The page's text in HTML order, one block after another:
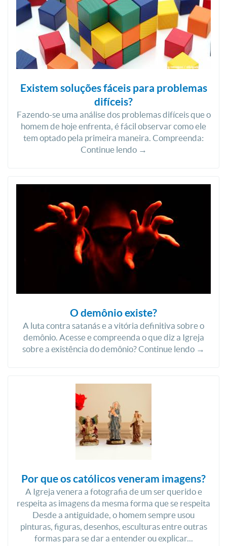
Existem soluções fáceis para problemas
difíceis?
Fazendo-se uma análise dos problemas difíceis que o
homem de hoje enfrenta, é fácil observar como ele
tem optado pela primeira maneira. Compreenda:
Continue lendo →
O demônio existe?
A luta contra satanás e a vitória definitiva sobre o
demônio. Acesse e compreenda o que diz a Igreja
sobre a existência do demônio? Continue lendo →
Por que os católicos veneram imagens?
A Igreja venera a fotografia de um ser querido e
respeita as imagens da mesma forma que se respeita
Desde a antiguidade, o homem sempre usou
pinturas, figuras, desenhos, esculturas entre outras
formas para se dar a entender ou explicar...